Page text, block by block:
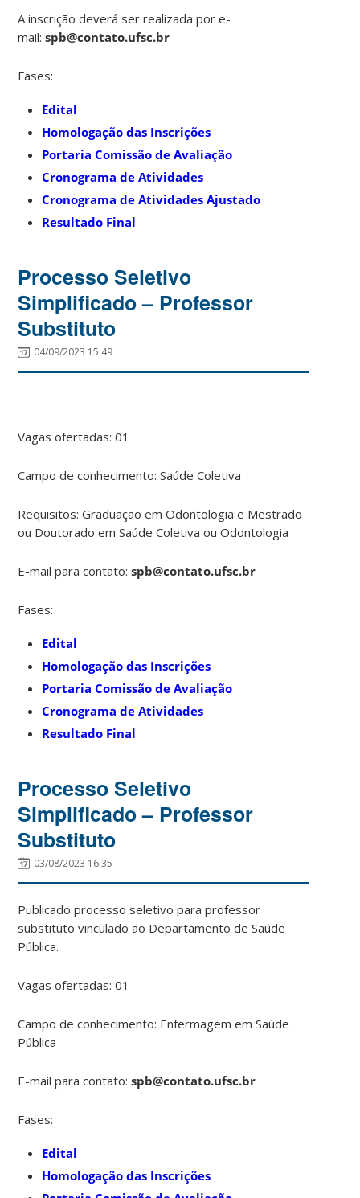
A inscrição deverá ser realizada por e-
mail:spb@contato.ufsc.br
Fases:
Edital
Homologação das Inscrições
Portaria Comissão de Avaliação
Cronograma de Atividades
Cronograma de Atividades Ajustado
Resultado Final
Processo Seletivo
Simplificado – Professor
Substituto
04/09/2023 15:49
Vagas ofertadas: 01
Campo de conhecimento: Saúde Coletiva
Requisitos: Graduação em Odontologia e Mestrado
ou Doutorado em Saúde Coletiva ou Odontologia
E-mail para contato:spb@contato.ufsc.br
Fases:
Edital
Homologação das Inscrições
Portaria Comissão de Avaliação
Cronograma de Atividades
Resultado Final
Processo Seletivo
Simplificado – Professor
Substituto
03/08/2023 16:35
Publicado processo seletivo para professor
substituto vinculado ao Departamento de Saúde
Pública.
Vagas ofertadas: 01
Campo de conhecimento: Enfermagem em Saúde
Pública
E-mail para contato:spb@contato.ufsc.br
Fases:
Edital
Homologação das Inscrições